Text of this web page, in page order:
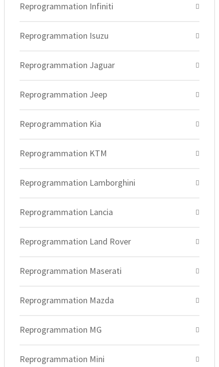
Reprogrammation Infiniti
Reprogrammation Isuzu
Reprogrammation Jaguar
Reprogrammation Jeep
Reprogrammation Kia
Reprogrammation KTM
Reprogrammation Lamborghini
Reprogrammation Lancia
Reprogrammation Land Rover
Reprogrammation Maserati
Reprogrammation Mazda
Reprogrammation MG
Reprogrammation Mini